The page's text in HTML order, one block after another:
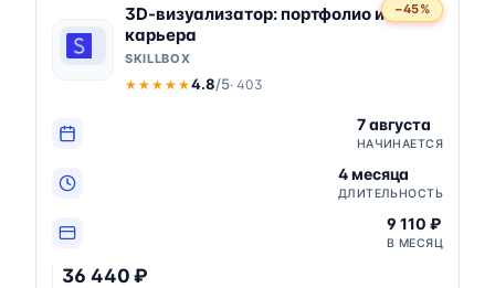
−45%
3D-визуализатор: портфолио и
карьера
SKILLBOX
★★★★★
★★★★★4.8/5· 403
7 августа
НАЧИНАЕТСЯ
4 месяца
ДЛИТЕЛЬНОСТЬ
9 110 ₽
В МЕСЯЦ
36 440 ₽